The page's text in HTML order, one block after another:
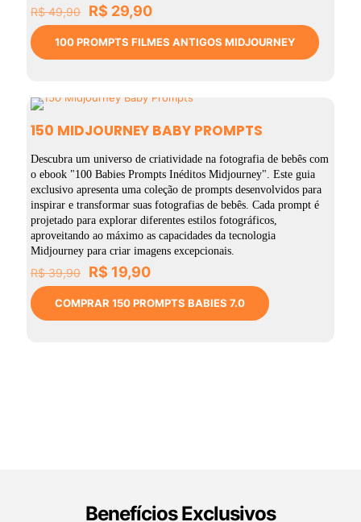
R$49,90
O
preço
original
era:
R$ 29,90O
preço
atual
é:
100 PROMPTS FILMES ANTIGOS MIDJOURNEY
150 MIDJOURNEY BABY PROMPTS
Descubra um universo de criatividade na fotografia de bebês com
o ebook "100 Babies Prompts Inéditos Midjourney". Este guia
exclusivo apresenta uma coleção de prompts desenvolvidos para
inspirar e transformar suas fotografias de bebês. Cada prompt é
projetado para explorar diferentes estilos fotográficos,
aproveitando ao máximo as capacidades da tecnologia
Midjourney para criar imagens excepcionais.
R$39,90
O
preço
original
era:
R$ 19,90O
preço
atual
é:
COMPRAR 150 PROMPTS BABIES 7.0
Benefícios Exclusivos